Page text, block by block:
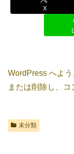
X
WordPress へよ
または削除し、コ
未分類